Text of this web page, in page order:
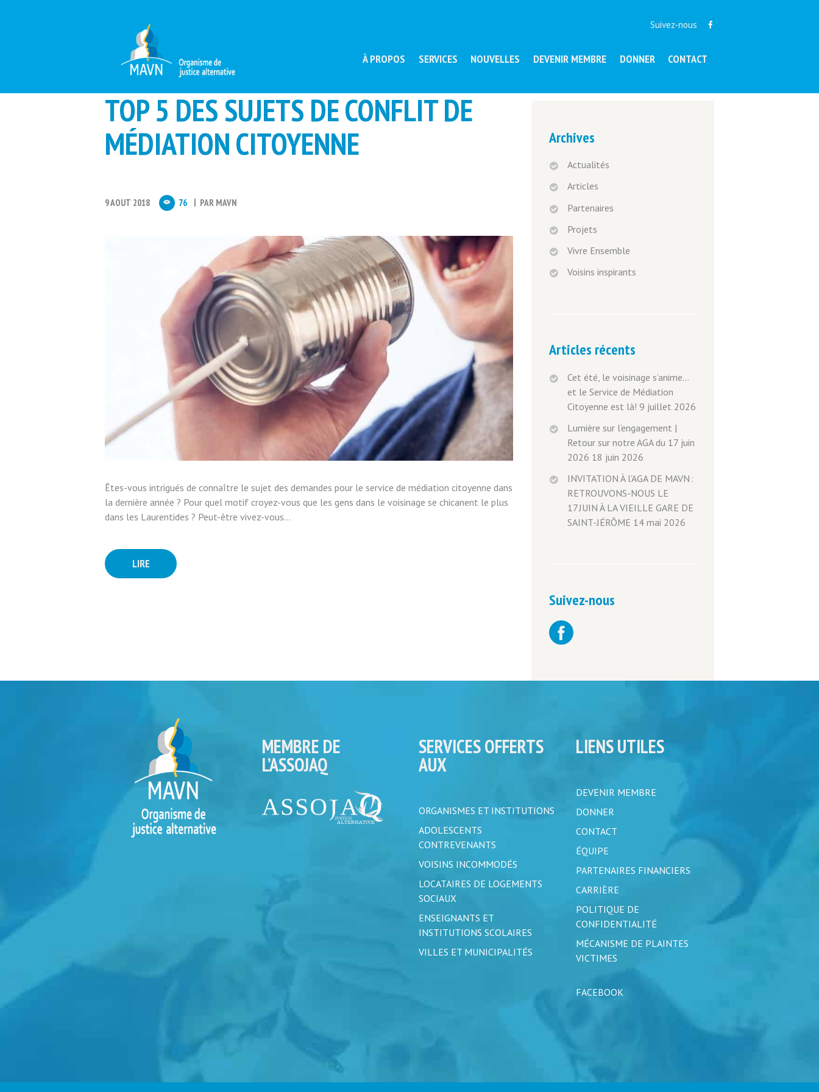
Suivez-nous
À PROPOS SERVICES NOUVELLES DEVENIR MEMBRE DONNER CONTACT
TOP 5 DES SUJETS DE CONFLIT DE
MÉDIATION CITOYENNE
9 AOUT 2018 76 PAR MAVN
Êtes-vous intrigués de connaître le sujet des demandes pour le service de médiation citoyenne dans
la dernière année ? Pour quel motif croyez-vous que les gens dans le voisinage se chicanent le plus
dans les Laurentides ? Peut-être vivez-vous...
LIRE
Archives
Actualités
Articles
Partenaires
Projets
Vivre Ensemble
Voisins inspirants
Articles récents
Cet été, le voisinage s’anime…
et le Service de Médiation
Citoyenne est là! 9 juillet 2026
Lumière sur l’engagement |
Retour sur notre AGA du 17 juin
2026 18 juin 2026
INVITATION À l’AGA DE MAVN :
RETROUVONS-NOUS LE
17 JUIN À LA VIEILLE GARE DE
SAINT-JÉRÔME 14 mai 2026
Suivez-nous
MEMBRE DE
L’ASSOJAQ
SERVICES OFFERTS
AUX
ORGANISMES ET INSTITUTIONS
ADOLESCENTS
CONTREVENANTS
VOISINS INCOMMODÉS
LOCATAIRES DE LOGEMENTS
SOCIAUX
ENSEIGNANTS ET
INSTITUTIONS SCOLAIRES
VILLES ET MUNICIPALITÉS
LIENS UTILES
DEVENIR MEMBRE
DONNER
CONTACT
ÉQUIPE
PARTENAIRES FINANCIERS
CARRIÈRE
POLITIQUE DE
CONFIDENTIALITÉ
MÉCANISME DE PLAINTES
VICTIMES
FACEBOOK